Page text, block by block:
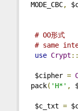
MODE_CBC,
# OO形式
# same
use Crypt ::
$cipher =
pack( 'H*' ,
$c_txt =